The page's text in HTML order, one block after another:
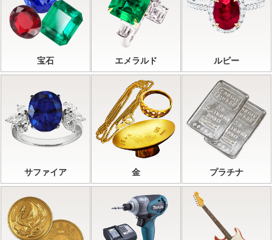
宝石 エメラルド ルビー
サファイア 金 プラチナ